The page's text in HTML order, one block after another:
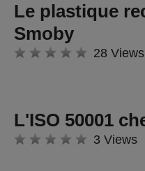
jouet
grandissant
delà de ces
histoire se
Un
Le plastique
Smoby
28 Views
L'ISO 50001
3 Views